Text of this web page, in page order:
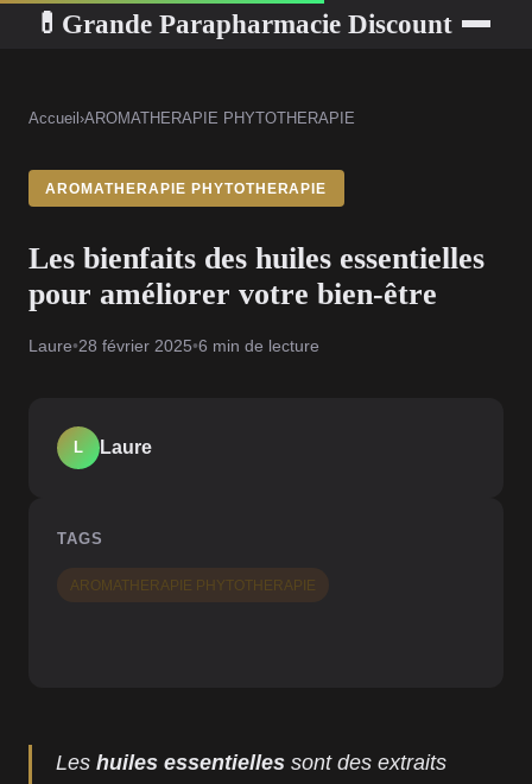
💊 Grande Parapharmacie Discount
Accueil ›AROMATHERAPIE PHYTOTHERAPIE
AROMATHERAPIE PHYTOTHERAPIE
Les bienfaits des huiles essentielles
pour améliorer votre bien-être
Laure•28 février 2025•6 min de lecture
Les huiles essentielles sont des extraits
L Laure
TAGS
AROMATHERAPIE PHYTOTHERAPIE